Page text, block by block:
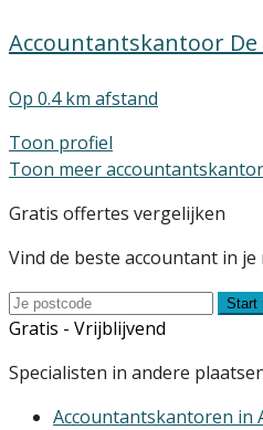
Accountantskantoor De
Op 0.4 km afstand
Toon profiel
Toon meer
Gratis offertes vergelijken
Vind de beste accountant in je
Start
Gratis - Vrijblijvend
Specialisten in andere
Accountantskantoren in